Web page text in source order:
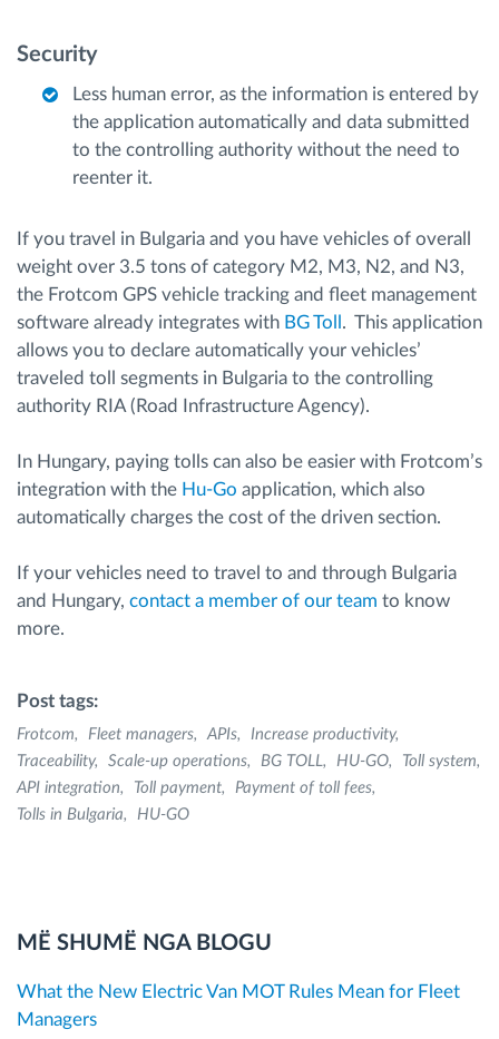
Security
Less human error, as the information is entered by
the application automatically and data submitted
to the controlling authority without the need to
reenter it.
If you travel in Bulgaria and you have vehicles of overall
weight over 3.5 tons of category M2, M3, N2, and N3,
the Frotcom GPS vehicle tracking and fleet management
software already integrates with BG Toll . This application
allows you to declare automatically your vehicles’
traveled toll segments in Bulgaria to the controlling
authority RIA (Road Infrastructure Agency).
In Hungary, paying tolls can also be easier with Frotcom’s
integration with the Hu-Go application, which also
automatically charges the cost of the driven section.
If your vehicles need to travel to and through Bulgaria
and Hungary, contact a member of our team to know
more.
Post tags:
Frotcom Fleet managers APIs
Increase productivity
Traceability
Scale-up operations BG TOLL HU-GO
Toll system
API integration
Toll payment
Payment of toll fees
Tolls in Bulgaria
HU-GO
MË SHUMË NGA BLOGU
What the New Electric Van MOT Rules Mean for Fleet
Managers